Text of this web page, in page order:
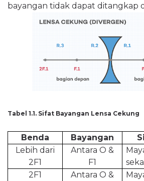
bayangan tidak dapat ditangkap
Tabel 1.1. Sifat Bayangan Lensa Cekung
Benda Bayangan
Lebih dari
2F1
Antara O &
F1
2F1
Antara O &